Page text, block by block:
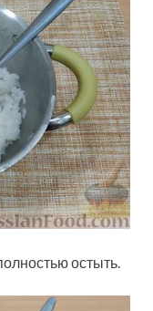
остыть.